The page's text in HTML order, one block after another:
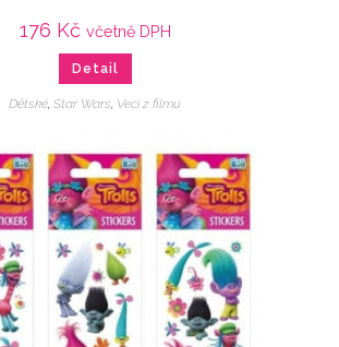
176 Kč včetně DPH
Detail
Dětské Star Wars Veci z filmu